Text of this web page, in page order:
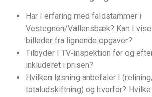
Har I erfaring med faldstammer i
Vestegnen/Vallensbæk? Kan I
billeder fra lignende opgaver?
Tilbyder I TV‑inspektion før og
inkluderet i prisen?
Hvilken løsning anbefaler I
totaludskiftning) og hvorfor?